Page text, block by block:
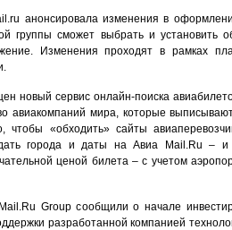
анонсировала изменения в
группы сможет выбрать и установить
Изменения проходят в рамках
новый сервис онлайн-поиска
авиакомпаний мира, которые
чтобы «обходить» сайты
города и даты на Авиа Mail.Ru – и
ценой билета – с учетом
Group сообщили о начале
разработанной компанией